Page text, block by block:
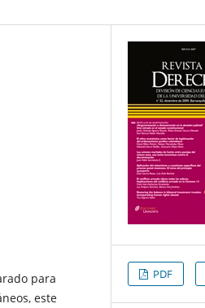
para
este
PDF